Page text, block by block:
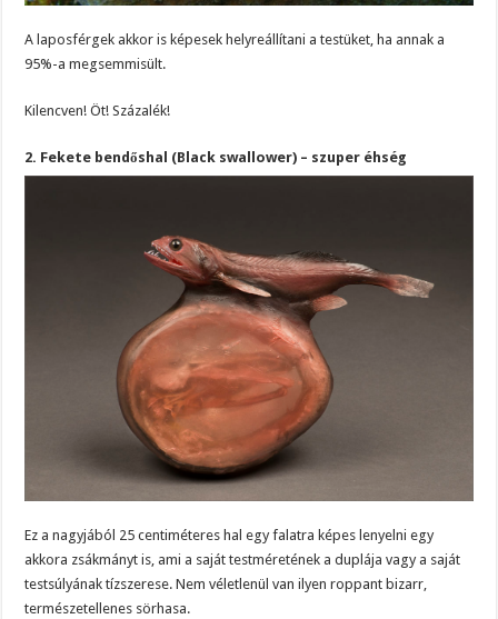
A laposférgek akkor is képesek helyreállítani a testüket, ha annak a
95%-a megsemmisült.
Kilencven! Öt! Százalék!
2. Fekete bendőshal (Black swallower) – szuper éhség
Ez a nagyjából 25 centiméteres hal egy falatra képes lenyelni egy
akkora zsákmányt is, ami a saját testméretének a duplája vagy a saját
testsúlyának tízszerese. Nem véletlenül van ilyen roppant bizarr,
természetellenes sörhasa.